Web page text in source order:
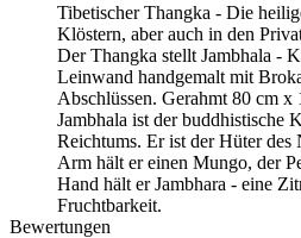
Tibetischer Thangka - Die
Klöstern, aber auch in den
Der Thangka stellt Jambhala -
Leinwand handgemalt mit
Abschlüssen. Gerahmt 80 cm
Jambhala ist der buddhistische
Reichtums. Er ist der Hüter
Arm hält er einen Mungo, der
Hand hält er Jambhara - eine
Fruchtbarkeit.
Bewertungen